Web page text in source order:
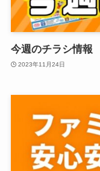
今週のチラシ情報
2023年11月24日